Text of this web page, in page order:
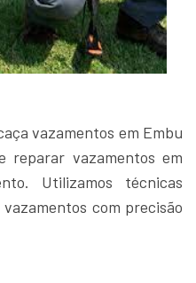
vazamentos em Embu
reparar vazamentos em
Utilizamos técnicas
com precisão